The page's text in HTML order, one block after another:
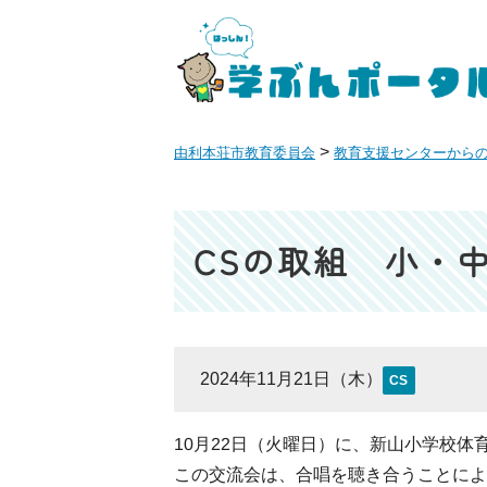
由利本荘市教育委員会 > 教育支援センターから
CSの取組 小・
2024年11月21日（木） CS
10月22日（火曜日）に、新山小学校体
この交流会は、合唱を聴き合うことに